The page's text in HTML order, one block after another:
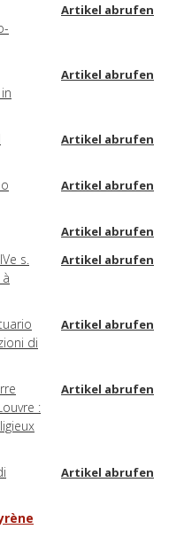
Artikel abrufen
Artikel abrufen
Artikel abrufen
Artikel abrufen
Artikel abrufen
s.
Artikel abrufen
di
Artikel abrufen
:
Artikel abrufen
Artikel abrufen